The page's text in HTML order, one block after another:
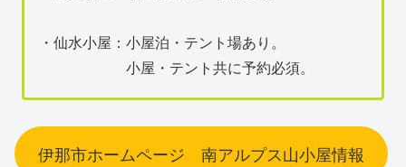
・仙水小屋：小屋泊・テント場あり。
小屋・テント共に予約必須。
伊那市ホームページ 南アルプス山小屋情報